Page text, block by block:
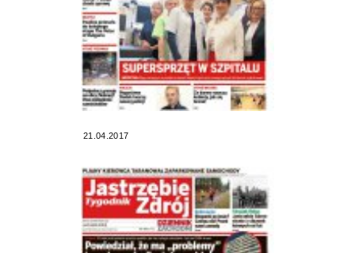
21.04.2017